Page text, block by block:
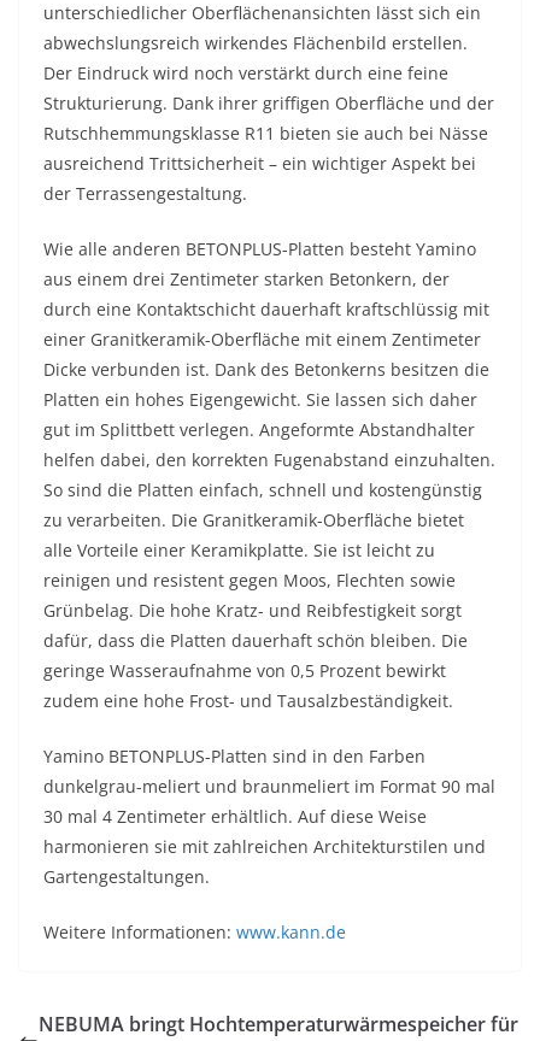
unterschiedlicher Oberflächenansichten lässt sich ein
abwechslungsreich wirkendes Flächenbild erstellen.
Der Eindruck wird noch verstärkt durch eine feine
Strukturierung. Dank ihrer griffigen Oberfläche und der
Rutschhemmungsklasse R11 bieten sie auch bei Nässe
ausreichend Trittsicherheit – ein wichtiger Aspekt bei
der Terrassengestaltung.
Wie alle anderen BETONPLUS-Platten besteht Yamino
aus einem drei Zentimeter starken Betonkern, der
durch eine Kontaktschicht dauerhaft kraftschlüssig mit
einer Granitkeramik-Oberfläche mit einem Zentimeter
Dicke verbunden ist. Dank des Betonkerns besitzen die
Platten ein hohes Eigengewicht. Sie lassen sich daher
gut im Splittbett verlegen. Angeformte Abstandhalter
helfen dabei, den korrekten Fugenabstand einzuhalten.
So sind die Platten einfach, schnell und kostengünstig
zu verarbeiten. Die Granitkeramik-Oberfläche bietet
alle Vorteile einer Keramikplatte. Sie ist leicht zu
reinigen und resistent gegen Moos, Flechten sowie
Grünbelag. Die hohe Kratz- und Reibfestigkeit sorgt
dafür, dass die Platten dauerhaft schön bleiben. Die
geringe Wasseraufnahme von 0,5 Prozent bewirkt
zudem eine hohe Frost- und Tausalzbeständigkeit.
Yamino BETONPLUS-Platten sind in den Farben
dunkelgrau-meliert und braunmeliert im Format 90 mal
30 mal 4 Zentimeter erhältlich. Auf diese Weise
harmonieren sie mit zahlreichen Architekturstilen und
Gartengestaltungen.
Weitere Informationen: www.kann.de
NEBUMA bringt Hochtemperaturwärmespeicher für